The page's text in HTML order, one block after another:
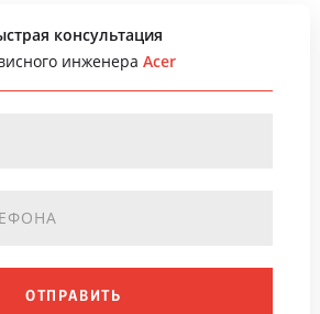
консультация
инженераAcer
ОТПРАВИТЬ